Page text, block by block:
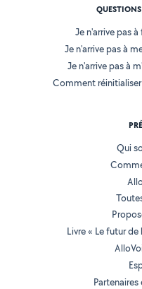
Je n'arrive pas
Je n'arrive pas à
Je n'arrive pas à
Comment
Qui
Livre « Le futur